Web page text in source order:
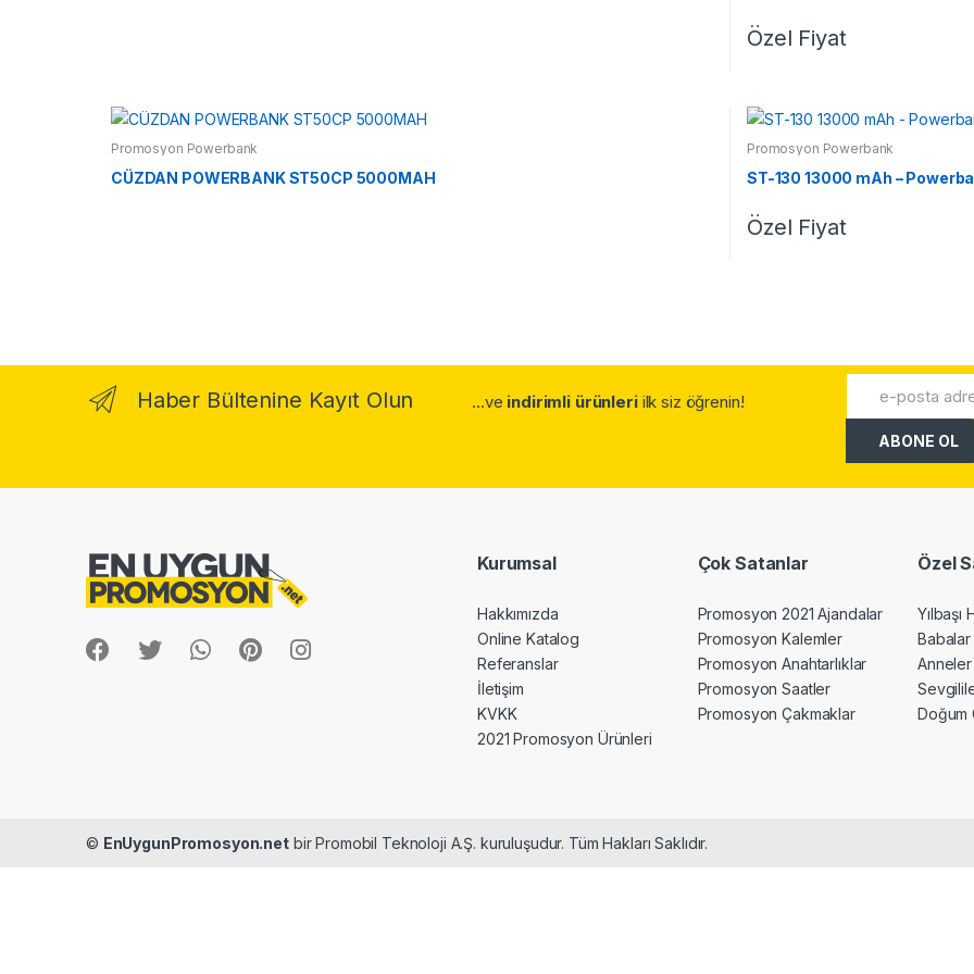
Özel Fiyat
Promosyon Powerbank
CÜZDAN POWERBANK ST50CP 5000MAH
Promosyon Powerbank
ST-130 13000 mAh –
Özel Fiyat
Haber Bültenine Kayıt Olun ...ve indirimli ürünleriilk siz öğrenin!
Kurumsal
Hakkımızda
Online Katalog
Referanslar
İletişim
KVKK
2021 Promosyon Ürünleri
Çok Satanlar
Promosyon 2021 Ajandalar
Promosyon Kalemler
Promosyon Anahtarlıklar
Promosyon Saatler
Promosyon Çakmaklar
Özel
Yılbaşı
Doğum
© EnUygunPromosyon.netbir Promobil Teknoloji A.Ş. kuruluşudur. Tüm Hakları Saklıdır.